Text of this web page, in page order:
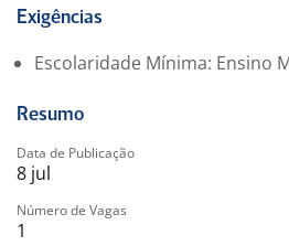
? Requisitos
Experiência mínima de 6 meses
Conhecimentos básicos de
?? Principais atividades
Realizar atendimento ao
de visitantes, cadastro de
atendimento telefônico e apoio
Exigências
Escolaridade Mínima: Ensino
Resumo
Data de Publicação
8 jul
Número de Vagas
1